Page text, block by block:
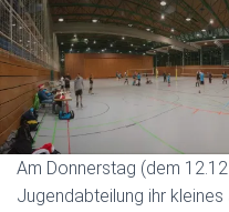
Am Donnerstag (dem
Jugendabteilung ihr